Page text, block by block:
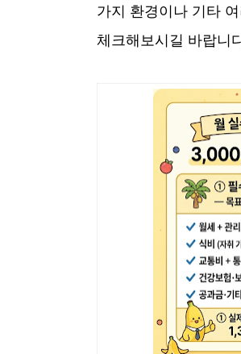
가지 환경이나 기타
체크해보시길 바랍니